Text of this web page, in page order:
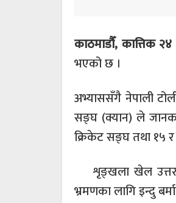
काठमाडौँ, कात्तिक
भएको छ ।
अभ्याससँगै नेपाली
सङ्घ (क्यान) ले
क्रिकेट सङ्घ तथा १५
शृङ्खला खेल
भ्रमणका लागि इन्दु